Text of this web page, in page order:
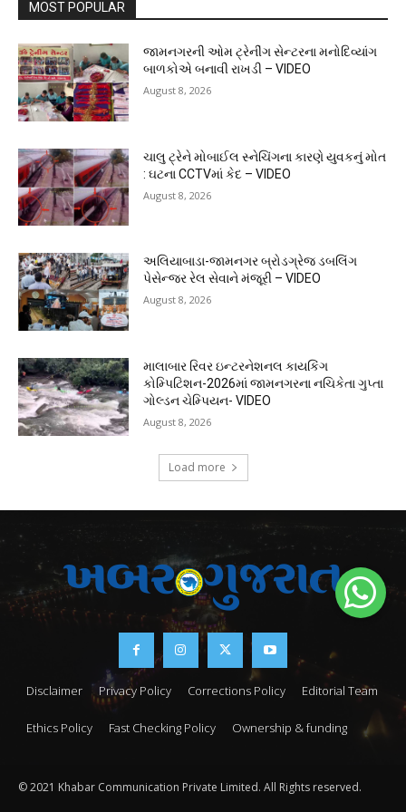
MOST POPULAR
જામનગરની ઓમ ટ્રેનીંગ સેન્ટરના મનોદિવ્યાંગ
બાળકોએ બનાવી રાખડી – VIDEO
August 8, 2026
ચાલુ ટ્રેને મોબાઈલ સ્નેચિંગના કારણે યુવકનું મોત
: ઘટના CCTVમાં કેદ – VIDEO
August 8, 2026
અલિયાબાડા-જામનગર બ્રોડગ્રેજ ડબલિંગ
પેસેન્જર રેલ સેવાને મંજૂરી – VIDEO
August 8, 2026
માલાબાર રિવર ઇન્ટરનેશનલ કાયકિંગ
કોમ્પિટિશન-2026માં જામનગરના નચિકેતા ગુપ્તા
ગોલ્ડન ચેમ્પિયન- VIDEO
August 8, 2026
Load more
Disclaimer Privacy Policy Corrections Policy Editorial Team
Ethics Policy Fast Checking Policy Ownership & funding
© 2021 Khabar Communication Private Limited. All Rights reserved.